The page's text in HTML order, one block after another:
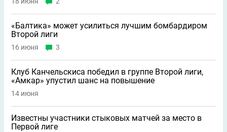
«Балтика» может усилиться лучшим бомбардиром
Второй лиги
16 июня 3
Клуб Канчельскиса победил в группе Второй лиги,
«Амкар» упустил шанс на повышение
14 июня
Известны участники стыковых матчей за место в
Первой лиге